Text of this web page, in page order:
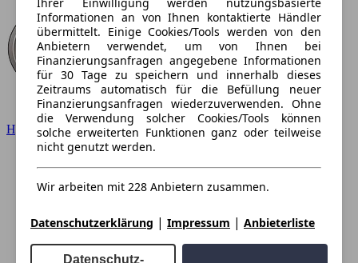
Hyundai
Informationen an von Ihnen kontaktierte Händler
übermittelt. Einige Cookies/Tools werden von den
Anbietern verwendet, um von Ihnen bei
Finanzierungsanfragen angegebene Informationen
für 30 Tage zu speichern und innerhalb dieses
Zeitraums automatisch für die Befüllung neuer
Finanzierungsanfragen wiederzuverwenden. Ohne
die Verwendung solcher Cookies/Tools können
solche erweiterten Funktionen ganz oder teilweise
nicht genutzt werden.
Wir arbeiten mit 228 Anbietern zusammen.
Datenschutzerklärung | Impressum | Anbieterliste
Datenschutz-